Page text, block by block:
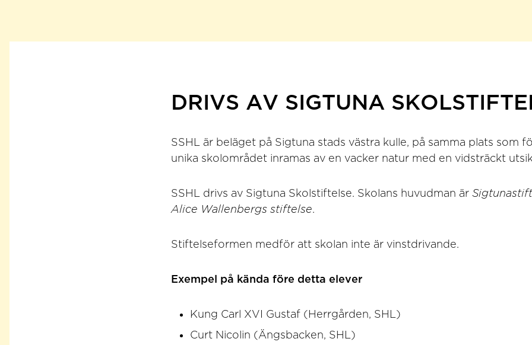
DRIVS AV SIGTUNA
SSHL är beläget på Sigtuna stads västra kulle, på samma plats som
unika skolområdet inramas av en vacker natur med en vidsträckt
SSHL drivs av Sigtuna Skolstiftelse. Skolans huvudman är
Alice Wallenbergs stiftelse.
Stiftelseformen medför att skolan inte är vinstdrivande.
Exempel på kända före detta elever
Kung Carl XVI Gustaf (Herrgården, SHL)
Curt Nicolin (Ängsbacken, SHL)